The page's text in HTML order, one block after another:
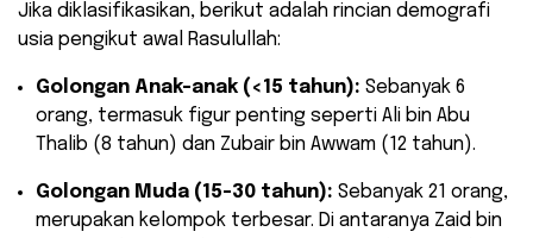
​Jika diklasifikasikan, berikut adalah rincian demografi
usia pengikut awal Rasulullah:
Golongan Anak-anak (<15 tahun): Sebanyak 6
orang, termasuk figur penting seperti Ali bin Abu
Thalib (8 tahun) dan Zubair bin Awwam (12 tahun).
Golongan Muda (15-30 tahun): Sebanyak 21 orang,
merupakan kelompok terbesar. Di antaranya Zaid bin